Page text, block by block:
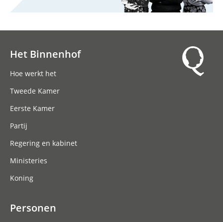
Het Binnenhof
Hoe werkt het
Tweede Kamer
Eerste Kamer
Partij
Regering en kabinet
Ministeries
Koning
Personen